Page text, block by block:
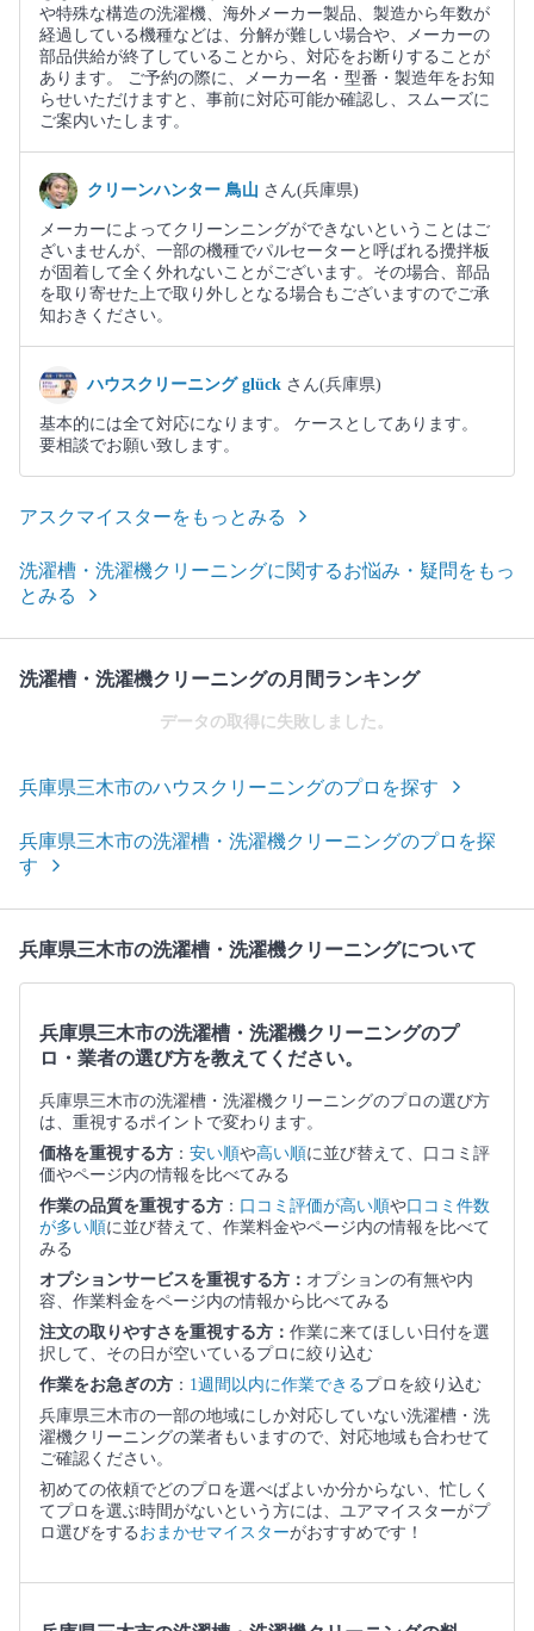
や特殊な構造の洗濯機、海外メーカー製品、製造から年数が
経過している機種などは、分解が難しい場合や、メーカーの
部品供給が終了していることから、対応をお断りすることが
あります。 ご予約の際に、メーカー名・型番・製造年をお知
らせいただけますと、事前に対応可能か確認し、スムーズに
ご案内いたします。
クリーンハンター 鳥山 さん(兵庫県)
メーカーによってクリーンニングができないということはご
ざいませんが、一部の機種でパルセーターと呼ばれる攪拌板
が固着して全く外れないことがございます。その場合、部品
を取り寄せた上で取り外しとなる場合もございますのでご承
知おきください。
ハウスクリーニング glück さん(兵庫県)
基本的には全て対応になります。 ケースとしてあります。
要相談でお願い致します。
アスクマイスターをもっとみる
洗濯槽・洗濯機クリーニングに関するお悩み・疑問をもっ
とみる
洗濯槽・洗濯機クリーニングの月間ランキング
データの取得に失敗しました。
兵庫県三木市のハウスクリーニングのプロを探す
兵庫県三木市の洗濯槽・洗濯機クリーニングのプロを探
す
兵庫県三木市の洗濯槽・洗濯機クリーニングについて
兵庫県三木市の洗濯槽・洗濯機クリーニングのプ
ロ・業者の選び方を教えてください。
兵庫県三木市の洗濯槽・洗濯機クリーニングのプロの選び方
は、重視するポイントで変わります。
価格を重視する方 ： 安い順や高い順に並び替えて、口コミ評
価やページ内の情報を比べてみる
作業の品質を重視する方 ： 口コミ評価が高い順や口コミ件数
が多い順に並び替えて、作業料金やページ内の情報を比べて
みる
オプションサービスを重視する方： オプションの有無や内
容、作業料金をページ内の情報から比べてみる
注文の取りやすさを重視する方： 作業に来てほしい日付を選
択して、その日が空いているプロに絞り込む
作業をお急ぎの方 ： 1週間以内に作業できるプロを絞り込む
兵庫県三木市の一部の地域にしか対応していない洗濯槽・洗
濯機クリーニングの業者もいますので、対応地域も合わせて
ご確認ください。
初めての依頼でどのプロを選べばよいか分からない、忙しく
てプロを選ぶ時間がないという方には、ユアマイスターがプ
ロ選びをする おまかせマイスターがおすすめです！